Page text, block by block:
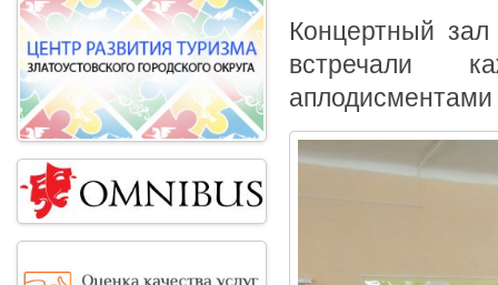
Концертный
встречали
аплодисментами